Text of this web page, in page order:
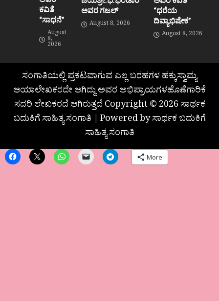
ಕವಿತೆ
“ಸಾಧನೆ”
August
8,
2026
ಅವರ ಗಜಲ್
August 8, 2026
“ಧರೆಯ
ದಿವ್ಯಾಭಿಷೇಕ”
August 8, 2026
ಸಂಗಾತಿಯಲ್ಲಿ ಪ್ರಕಟವಾಗುವ ಎಲ್ಲ ಬರಹಗಳ ಹಕ್ಕುಸ್ವಾಮ್ಯ
ಆಯಾಲೇಖಕರದೇ ಆಗಿದ್ದು ಅವರ ಅಭಿಪ್ರಾಯಗಳಹೊಣೆಗಾರಿಕೆ
ಸದರಿ ಲೇಖಕರದೆ ಆಗಿರುತ್ತದೆ Copyright © 2026 ಸಾರ್ಥಕ
ಬದುಕಿಗೆ ಸಾಹಿತ್ಯ ಸಂಗಾತಿ | Powered by ಸಾರ್ಥಕ ಬದುಕಿಗೆ
ಸಾಹಿತ್ಯ ಸಂಗಾತಿ
More